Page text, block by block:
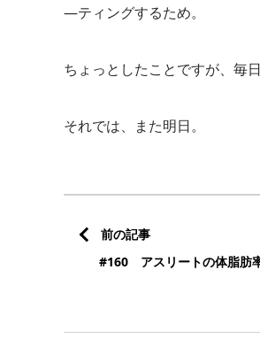
―ティングするため。
ちょっとしたことですが、毎
それでは、また明日。
前の記事
#160 アスリートの体脂肪